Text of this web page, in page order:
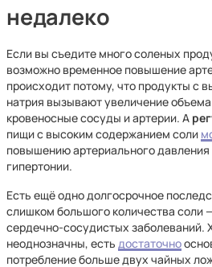
недалеко
Если вы съедите много соленых
возможно временное повышение
происходит потому, что продукты с
натрия вызывают увеличение
кровеносные сосуды и артерии. А
пищи с высоким содержанием соли
повышению артериального
гипертонии.
Есть ещё одно долгосрочное
слишком большого количества соли
сердечно-сосудистых заболеваний.
неоднозначны, есть достаточно
потребление больше двух чайных